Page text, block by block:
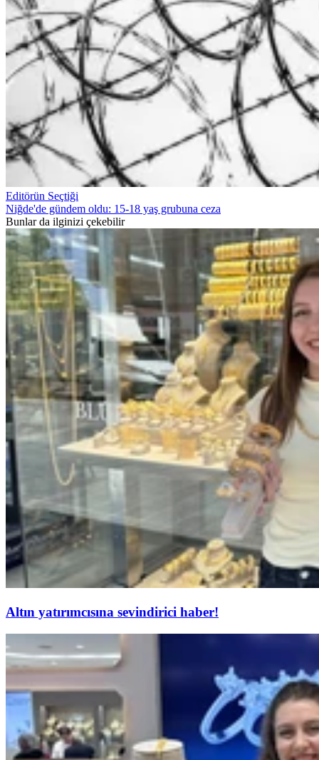
Editörün Seçtiği
Niğde'de gündem oldu: 15-18 yaş grubuna ceza
Bunlar da ilginizi çekebilir
Altın yatırımcısına sevindirici haber!